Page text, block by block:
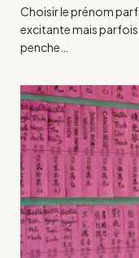
Choisir le prénom
excitante mais
penche…